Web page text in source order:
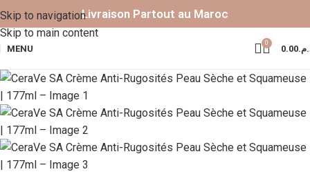
Skip to navigation
Skip to main content
Livraison Partout au Maroc
MENU
0
0.00